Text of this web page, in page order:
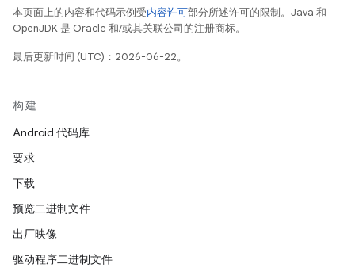
本页面上的内容和代码示例受内容许可部分所述许可的限制。Java 和
OpenJDK 是 Oracle 和/或其关联公司的注册商标。
最后更新时间 (UTC)：2026-06-22。
构建
Android 代码库
要求
下载
预览二进制文件
出厂映像
驱动程序二进制文件